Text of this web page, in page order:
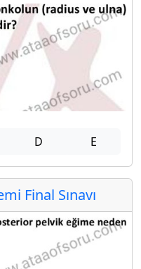
D E
Final Sınavı